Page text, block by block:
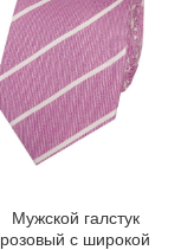
Мужской галстук
розовый с широкой